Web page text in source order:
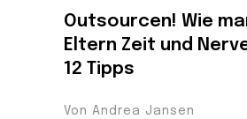
Outsourcen! Wie
Eltern Zeit und
12 Tipps
Von Andrea Jansen